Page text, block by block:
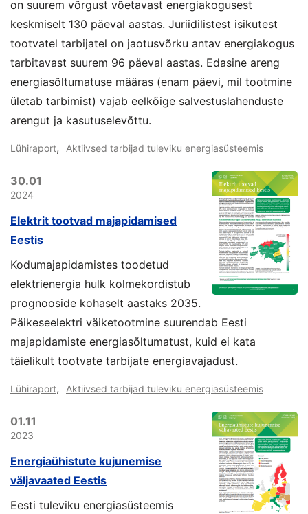
on suurem võrgust võetavast energiakogusest
keskmiselt 130 päeval aastas. Juriidilistest isikutest
tootvatel tarbijatel on jaotusvõrku antav energiakogus
tarbitavast suurem 96 päeval aastas. Edasine areng
energiasõltumatuse määras (enam päevi, mil tootmine
ületab tarbimist) vajab eelkõige salvestuslahenduste
arengut ja kasutuselevõttu.
Lühiraport, Aktiivsed tarbijad tuleviku energiasüsteemis
30.01
2024
Elektrit tootvad majapidamised
Eestis
Kodumajapidamistes toodetud
elektrienergia hulk kolmekordistub
prognooside kohaselt aastaks 2035.
Päikeseelektri väiketootmine suurendab Eesti
majapidamiste energiasõltumatust, kuid ei kata
täielikult tootvate tarbijate energiavajadust.
Lühiraport, Aktiivsed tarbijad tuleviku energiasüsteemis
01.11
2023
Energiaühistute kujunemise
väljavaated Eestis
Eesti tuleviku energiasüsteemis